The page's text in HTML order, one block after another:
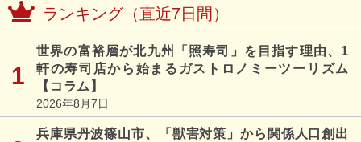
ランキング（直近7日間）
世界の富裕層が北九州「照寿司」を目指す理由、1
軒の寿司店から始まるガストロノミーツーリズム
【コラム】
2026年8月7日
兵庫県丹波篠山市、「獣害対策」から関係人口創出